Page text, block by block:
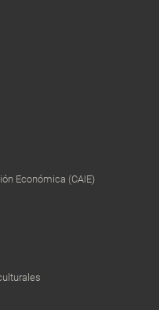
Económica (CAIE)